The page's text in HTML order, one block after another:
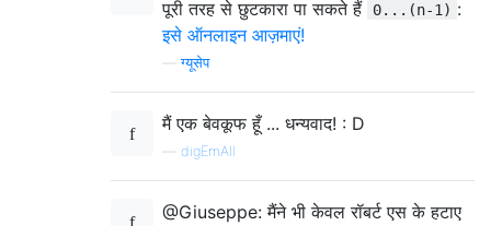
पूरी तरह से छुटकारा पा सकते हैं
0...(n-1) :
इसे ऑनलाइन आज़माएं!
—ग्यूसेप
मैं एक बेवकूफ हूँ ... धन्यवाद! : D
digEmAll
@Giuseppe: मैंने भी केवल रॉबर्ट एस के हटाए